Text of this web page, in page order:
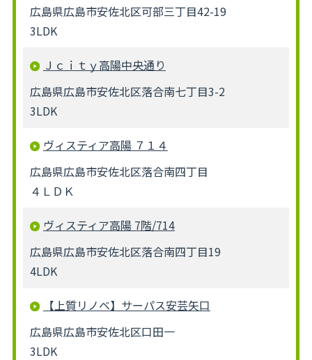
広島県広島市安佐北区可部三丁目42-19
3LDK
Ｊｃｉｔｙ高陽中央通り
広島県広島市安佐北区落合南七丁目3-2
3LDK
ヴィスティア高陽 ７１４
広島県広島市安佐北区落合南四丁目
４ＬＤＫ
ヴィスティア高陽 7階/714
広島県広島市安佐北区落合南四丁目19
4LDK
【上質リノベ】サーパス安芸矢口
広島県広島市安佐北区口田一
3LDK